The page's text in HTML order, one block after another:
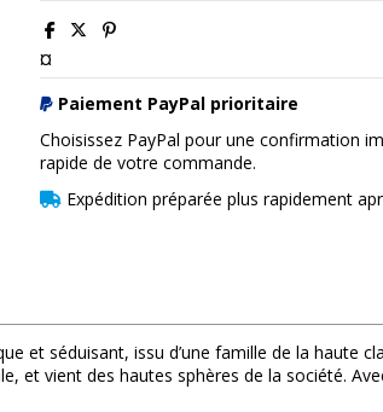
¤
Paiement PayPal prioritaire
Choisissez PayPal pour une confirmation
rapide de votre commande.
Expédition préparée plus rapidement
et séduisant, issu d’une famille de la haute
et vient des hautes sphères de la société.